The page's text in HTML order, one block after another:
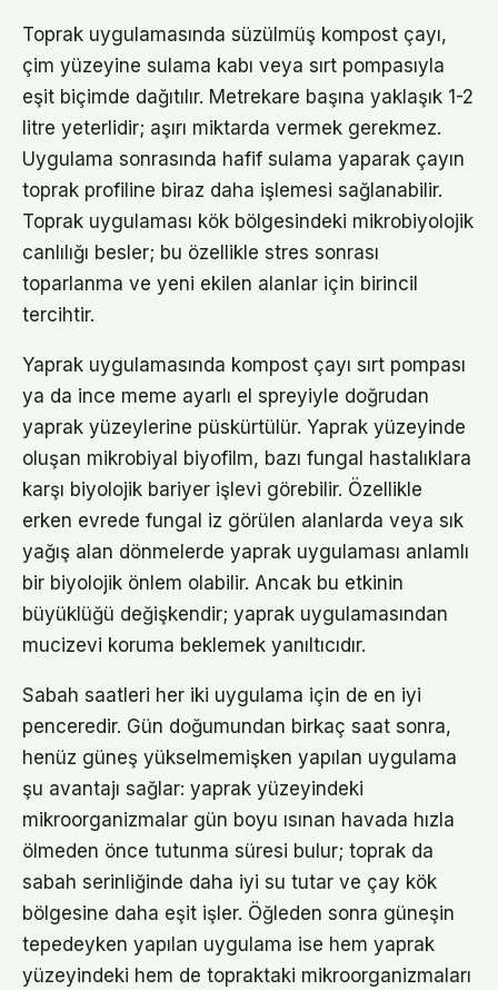
Toprak uygulamasında süzülmüş kompost çayı,
çim yüzeyine sulama kabı veya sırt pompasıyla
eşit biçimde dağıtılır. Metrekare başına yaklaşık 1-2
litre yeterlidir; aşırı miktarda vermek gerekmez.
Uygulama sonrasında hafif sulama yaparak çayın
toprak profiline biraz daha işlemesi sağlanabilir.
Toprak uygulaması kök bölgesindeki mikrobiyolojik
canlılığı besler; bu özellikle stres sonrası
toparlanma ve yeni ekilen alanlar için birincil
tercihtir.
Yaprak uygulamasında kompost çayı sırt pompası
ya da ince meme ayarlı el spreyiyle doğrudan
yaprak yüzeylerine püskürtülür. Yaprak yüzeyinde
oluşan mikrobiyal biyofilm, bazı fungal hastalıklara
karşı biyolojik bariyer işlevi görebilir. Özellikle
erken evrede fungal iz görülen alanlarda veya sık
yağış alan dönmelerde yaprak uygulaması anlamlı
bir biyolojik önlem olabilir. Ancak bu etkinin
büyüklüğü değişkendir; yaprak uygulamasından
mucizevi koruma beklemek yanıltıcıdır.
Sabah saatleri her iki uygulama için de en iyi
penceredir. Gün doğumundan birkaç saat sonra,
henüz güneş yükselmemişken yapılan uygulama
şu avantajı sağlar: yaprak yüzeyindeki
mikroorganizmalar gün boyu ısınan havada hızla
ölmeden önce tutunma süresi bulur; toprak da
sabah serinliğinde daha iyi su tutar ve çay kök
bölgesine daha eşit işler. Öğleden sonra güneşin
tepedeyken yapılan uygulama ise hem yaprak
yüzeyindeki hem de topraktaki mikroorganizmaları